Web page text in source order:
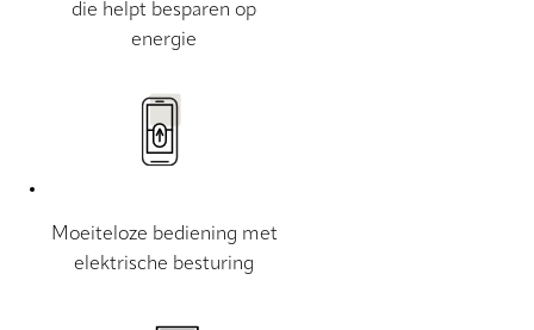
die helpt besparen op
energie
Moeiteloze bediening met
elektrische besturing